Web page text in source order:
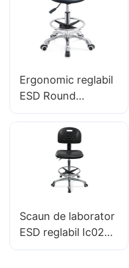
ergonomice
confortabile pentru
aeroporturi și stații
de cale ferată
Ergonomic reglabil
ESD Round
Polyuretan Scaun
Laborator cu Stele
de Stele din
aluminiu IC002
Scaun de laborator
ESD reglabil Ic022
cu spătar cu